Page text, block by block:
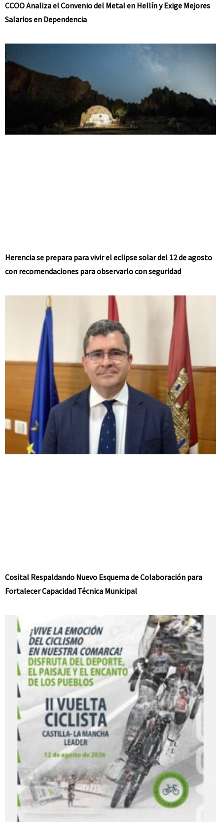
CCOO Analiza el Convenio del Metal en Hellín y Exige Mejores
Salarios en Dependencia
Herencia se prepara para vivir el eclipse solar del 12 de agosto
con recomendaciones para observarlo con seguridad
Cosital Respaldando Nuevo Esquema de Colaboración para
Fortalecer Capacidad Técnica Municipal